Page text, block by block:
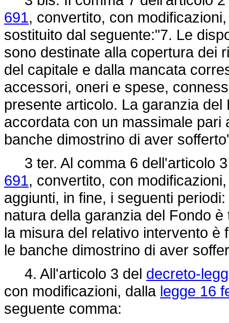
691, convertito, con
sostituito dal seguente:"7. Le
sono destinate alla copertura dei
del capitale e dalla mancata
accessori, oneri e spese,
presente articolo. La garanzia
accordata con un massimale
banche dimostrino di aver
3 ter. Al comma 6 dell'articolo
691, convertito, con
aggiunti, in fine, i seguenti
natura della garanzia del Fondo
la misura del relativo intervento
le banche dimostrino di aver
4. All'articolo 3 del decreto-
con modificazioni, dalla legge 16
seguente comma: